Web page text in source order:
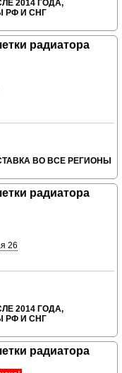
2014 ГОДА,
РФ И СНГ
радиатора
ВО ВСЕ РЕГИОНЫ
радиатора
26
2014 ГОДА,
РФ И СНГ
радиатора